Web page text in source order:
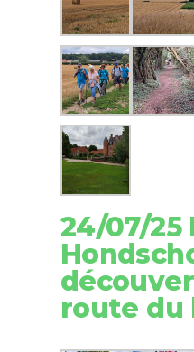
24/07/25
route du